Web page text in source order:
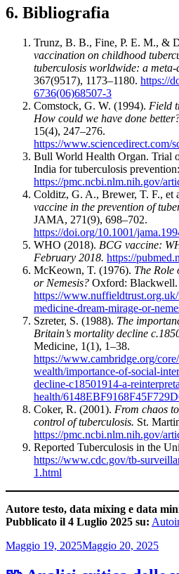
6. Bibliografia
Trunz, B. B., Fine, P. E. M., &
vaccination on childhood
tuberculosis worldwide: a meta-
367(9517), 1173–1180. https://
6736(06)68507-3
Comstock, G. W. (1994). Field
How could we have done
15(4), 247–276.
https://www.sciencedirect.com/
Bull World Health Organ. Trial
India for tuberculosis
https://pmc.ncbi.nlm.nih.gov/
Colditz, G. A., Brewer, T. F., et
vaccine in the prevention of
JAMA, 271(9), 698–702.
https://doi.org/10.1001/
WHO (2018). BCG vaccine:
February 2018. https://
McKeown, T. (1976). The Role
or Nemesis? Oxford: Blackwell.
https://
medicine-dream-mirage-or-
Szreter, S. (1988). The
Britain’s mortality decline
Medicine, 1(1), 1–38.
https://www.cambridge.org/
wealth/importance-of-social-
decline-c18501914-a-
health/
Coker, R. (2001). From chaos
control of tuberculosis. St.
https://pmc.ncbi.nlm.nih.gov/
Reported Tuberculosis in the
https://www.cdc.gov/tb-
1.html
Autore testo, data mixing e data
Pubblicato il 4 Luglio 2025 su:
Pubblicato
Maggio 19, 2025Maggio 20, 2025